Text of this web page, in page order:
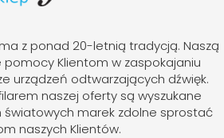
z ponad 20-letnią tradycją. Naszą
Klientom w zaspokajaniu
urządzeń odtwarzających dźwięk.
naszej oferty są wyszukane
światowych marek zdolne sprostać
naszych Klientów.